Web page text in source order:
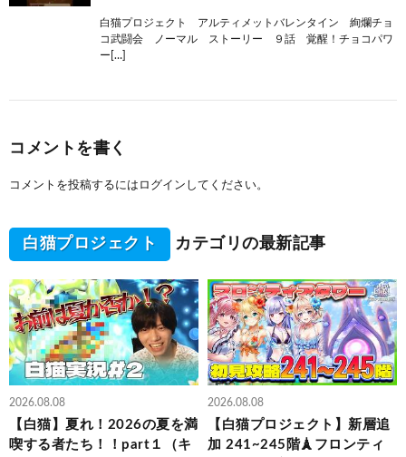
白猫プロジェクト アルティメットバレンタイン 絢爛チョ
コ武闘会 ノーマル ストーリー ９話 覚醒！チョコパワ
ー[…]
コメントを書く
コメントを投稿するには ログイン してください。
白猫プロジェクト カテゴリの最新記事
2026.08.08
【白猫】夏れ！2026の夏を満
喫する者たち！！part１（キ
2026.08.08
【白猫プロジェクト】新層追
加 241~245階🗼フロンティ